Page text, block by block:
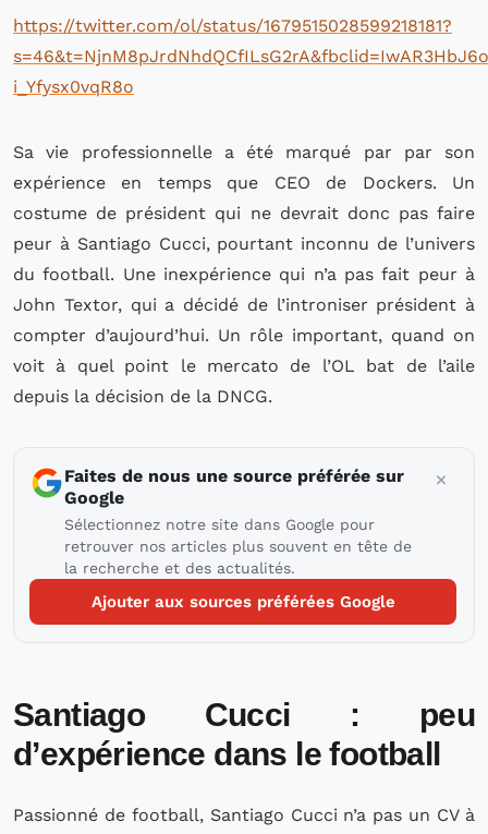
https://twitter.com/ol/status/1679515028599218181?
i_Yfysx0vqR8o
Sa vie professionnelle a été marqué par par son
expérience en temps que CEO de Dockers. Un
costume de président qui ne devrait donc pas faire
peur à Santiago Cucci, pourtant inconnu de l’univers
du football. Une inexpérience qui n’a pas fait peur à
John Textor, qui a décidé de l’introniser président à
compter d’aujourd’hui. Un rôle important, quand on
voit à quel point le mercato de l’OL bat de l’aile
depuis la décision de la DNCG.
Faites de nous une source préférée sur
Google
Sélectionnez notre site dans Google pour
retrouver nos articles plus souvent en tête de
la recherche et des actualités.
Ajouter aux sources préférées Google
Santiago Cucci : peu
d’expérience dans le football
Passionné de football, Santiago Cucci n’a pas un CV à